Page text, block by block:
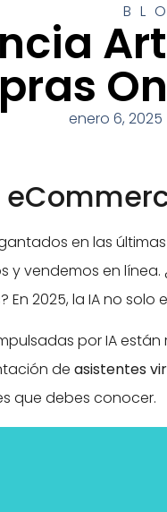
enero 6, 2025
en las
vendemos en
2025, la IA no
por IA
de asistentes
que debes conocer.